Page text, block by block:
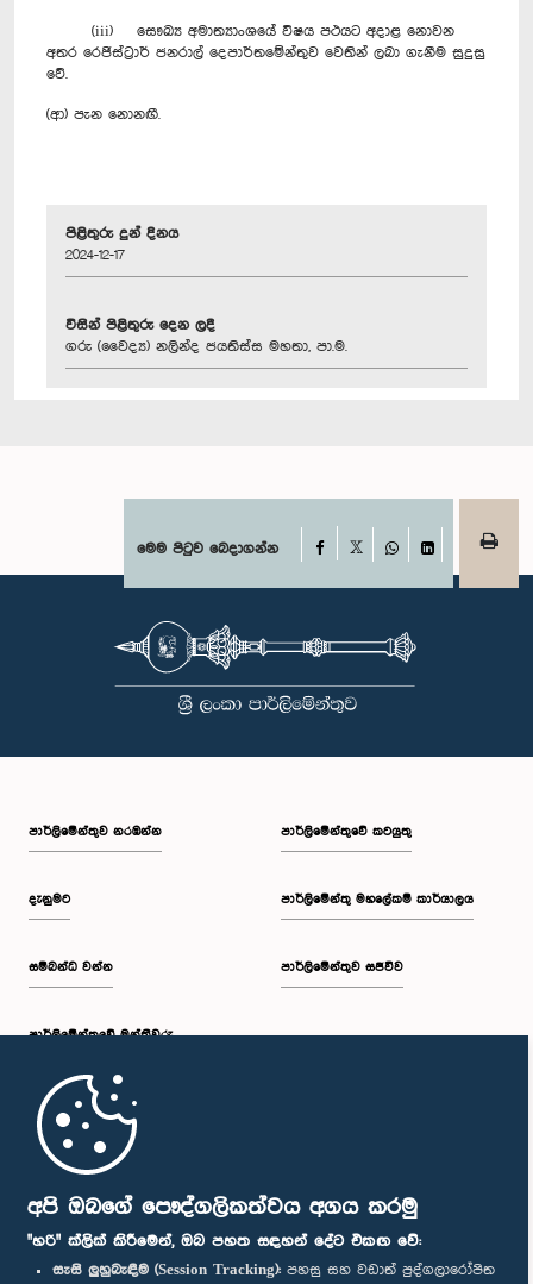
අපි ඔබගේ පෞද්ගලිකත්වය අගය කරමු
"හරි" ක්ලික් කිරීමෙන්, ඔබ පහත සඳහන් දේට එකඟ වේ:
සැසි ලුහුබැඳීම (Session Tracking): පහසු සහ වඩාත් පුද්ගලාරෝපිත
(iii) සෞඛ්‍ය අමාත්‍යාංශයේ විෂය පථයට අදාළ නොවන
අතර රෙජිස්ට්‍රාර් ජනරාල් දෙපාර්තමේන්තුව වෙතින් ලබා ගැනීම සුදුසු
වේ.
(ආ) පැන නොනඟී.
පිළිතුරු දුන් දිනය
2024-12-17
විසින් පිළිතුරු දෙන ලදී
ගරු (වෛද්‍ය) නලින්ද ජයතිස්ස මහතා, පා.ම.
මෙම පිටුව බෙදාගන්න Facebook
WhatsAppLinkedIn
පාර්ලි‌මේන්තුව නරඹන්න
දැනුමට
සම්බන්ධ වන්න
පාර්ලි‌මේන්තුවේ මන්ත්‍රීවරු
මුල් පිටුව
පාර්ලිමේන්තුවේ කටයුතු
පාර්ලිමේන්තු මහලේකම් කාර්යාලය
පාර්ලිමේන්තුව සජීවීව
පාර්ලිමේන්තු ජංගම යෙදුම